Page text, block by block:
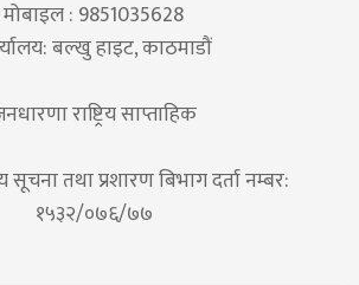
मोबाइल : 9851035628
बल्खु हाइट, काठमाडौं
राष्ट्रिय साप्ताहिक
सूचना तथा प्रशारण बिभाग दर्ता नम्बर:
१५३२/०७६/७७